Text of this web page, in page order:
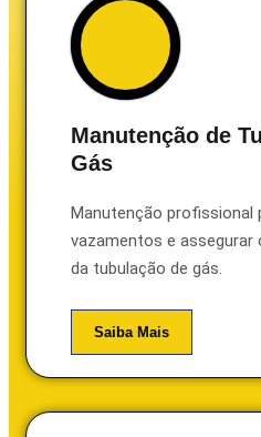
Manutenção de
Gás
Manutenção profissional
vazamentos e assegurar
da tubulação de gás.
Saiba Mais